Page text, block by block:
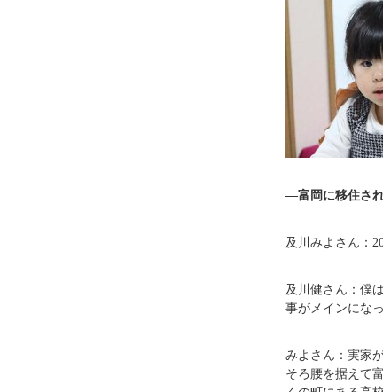
―富岡に移住さ
及川みよさん：
及川健さん：僕
事がメインにな
みよさん：実家
そろ腰を据えて